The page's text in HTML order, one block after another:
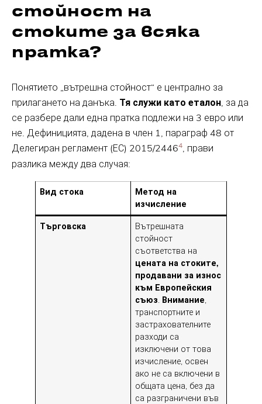
стойност на
стоките за всяка
пратка?
Понятието „вътрешна стойност“ е централно за
прилагането на данъка. Тя служи като еталон, за да
се разбере дали една пратка подлежи на 3 евро или
не. Дефиницията, дадена в член 1, параграф 48 от
Делегиран регламент (ЕС) 2015/24464, прави
разлика между два случая:
Вид стока
Метод на
изчисление
Търговска
Вътрешната
стойност
съответства на
цената на стоките,
продавани за износ
към Европейския
съюз. Внимание,
транспортните и
застрахователните
разходи са
изключени от това
изчисление, освен
ако не са включени в
общата цена, без да
са разграничени във